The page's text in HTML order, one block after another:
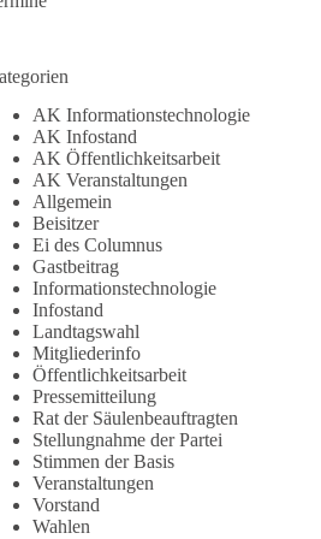
AK Informationstechnologie
AK Infostand
AK Öffentlichkeitsarbeit
AK Veranstaltungen
Allgemein
Beisitzer
Ei des Columnus
Gastbeitrag
Informationstechnologie
Infostand
Landtagswahl
Mitgliederinfo
Öffentlichkeitsarbeit
Pressemitteilung
Rat der Säulenbeauftragten
Stellungnahme der Partei
Stimmen der Basis
Veranstaltungen
Vorstand
Wahlen